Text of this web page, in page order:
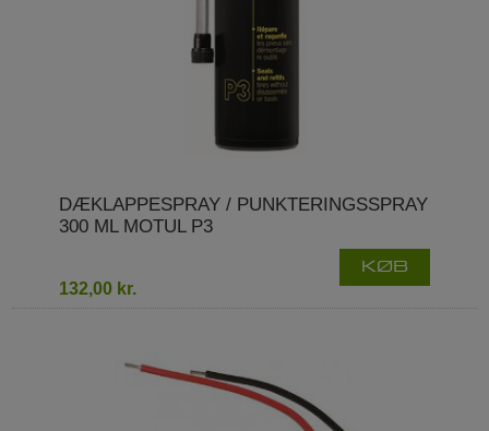
DÆKLAPPESPRAY / PUNKTERINGSSPRAY
300 ML MOTUL P3
132,00 kr.
KØB